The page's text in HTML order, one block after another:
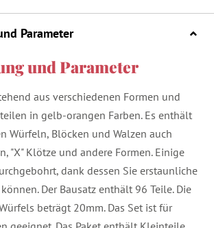
Parameter
und Parameter
aus verschiedenen Formen und
in gelb-orangen Farben. Es enthält
Würfeln, Blöcken und Walzen auch
"X" Klötze und andere Formen. Einige
dank dessen Sie erstaunliche
Der Bausatz enthält 96 Teile. Die
beträgt 20mm. Das Set ist für